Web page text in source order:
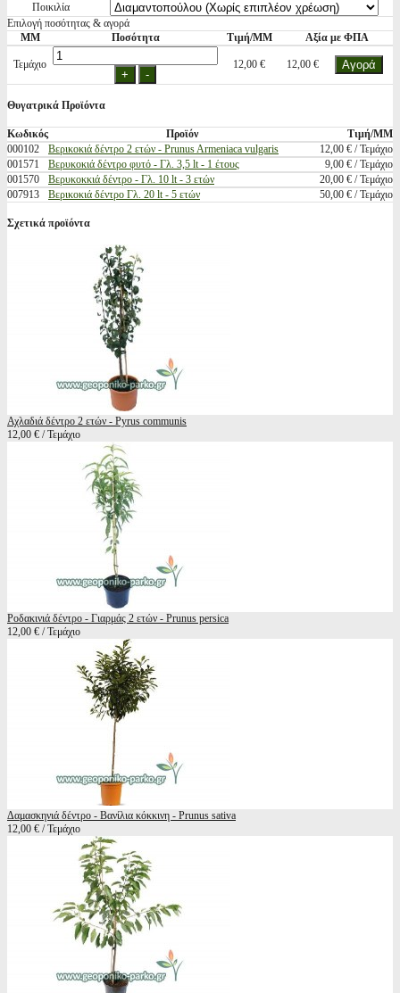
Ποικιλία
Επιλογή ποσότητας & αγορά
ΜΜ
Ποσότητα Τιμή/ΜΜ Αξία με ΦΠΑ
Τεμάχιο 12,00 € 12,00 €
Θυγατρικά Προϊόντα
Κωδικός Προϊόν
Τιμή/ΜΜ
000102
Βερικοκιά δέντρο 2 ετών - Prunus Armeniaca vulgaris
12,00 € / Τεμάχιο
001571
Βερυκοκιά δέντρο φυτό - Γλ. 3,5 lt - 1 έτους
9,00 € / Τεμάχιο
001570
Βερυκοκκιά δέντρο - Γλ. 10 lt - 3 ετών
20,00 € / Τεμάχιο
007913
Βερικοκιά δέντρο Γλ. 20 lt - 5 ετών 50,00 € / Τεμάχιο
Σχετικά προϊόντα
Αχλαδιά δέντρο 2 ετών - Pyrus communis
12,00 € / Τεμάχιο
Ροδακινιά δέντρο - Γιαρμάς 2 ετών - Prunus persica
12,00 € / Τεμάχιο
Δαμασκηνιά δέντρο - Βανίλια κόκκινη - Prunus sativa
12,00 € / Τεμάχιο